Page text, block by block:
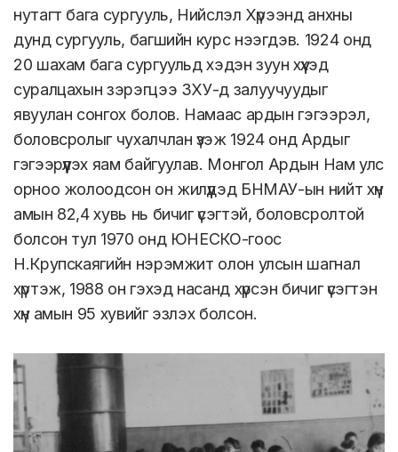
нутагт бага сургууль, Нийслэл Хүрээнд анхны
дунд сургууль, багшийн курс нээгдэв. 1924 онд
20 шахам бага сургуульд хэдэн зуун хүүхэд
суралцахын зэрэгцээ ЗХУ-д залуучуудыг
явуулан сонгох болов. Намаас ардын гэгээрэл,
боловсролыг чухалчлан үзэж 1924 онд Ардыг
гэгээрүүлэх яам байгуулав. Монгол Ардын Нам улс
орноо жолоодсон он жилүүдэд БНМАУ-ын нийт хүн
амын 82,4 хувь нь бичиг үсэгтэй, боловсролтой
болсон тул 1970 онд ЮНЕСКО-гоос
Н.Крупскаягийн нэрэмжит олон улсын шагнал
хүртэж, 1988 он гэхэд насанд хүрсэн бичиг үсэгтэн
хүн амын 95 хувийг эзлэх болсон.